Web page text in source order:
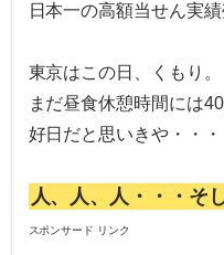
日本一の高額当せん実
東京はこの日、くもり。
まだ昼食休憩時間には
好日だと思いきや・・・
人、人、人・・・そ
スポンサード リンク